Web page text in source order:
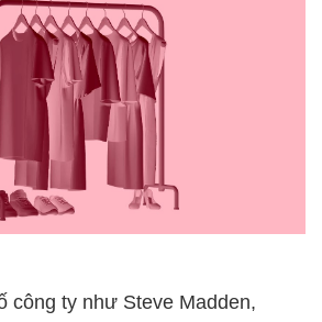
công ty như Steve Madden,